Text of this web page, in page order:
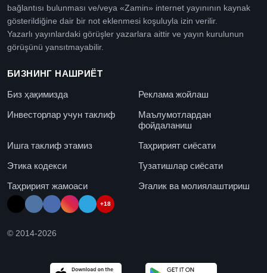
bağlantısı bulunması ve/veya «Zamin» internet yayınının kaynak
gösterildiğine dair bir not eklenmesi koşuluyla izin verilir.
Yazarlı yayınlardaki görüşler yazarlara aittir ve yayın kurulunun
görüşünü yansıtmayabilir.
БИЗНИНГ НАШРИЁТ
Биз ҳақимизда
Реклама жойлаш
Инвесторлар учун таклиф
Маълумотлардан
фойдаланиш
Ишга таклиф этамиз
Таҳририят сиёсати
Этика кодекси
Тузатишлар сиёсати
Таҳририят жамоаси
Эгалик ва молиялаштириш
+18
© 2014-2026